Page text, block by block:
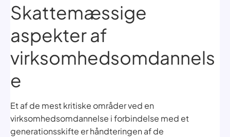
Skattemæssige
aspekter af
virksomhedsomdannels
e
Et af de mest kritiske områder ved en
virksomhedsomdannelse i forbindelse med et
generationsskifte er håndteringen af de